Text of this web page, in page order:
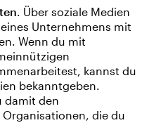
. Über soziale Medien
Unternehmens mit
Wenn du mit
kannst du
bekanntgeben.
damit den
die du